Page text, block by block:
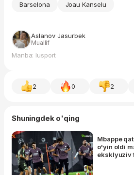
Barselona Joau Kanselu
Aslanov Jasurbek
Muallif
Manba: Iusport
2 0 2
Shuningdek o'qing
Mbappe
o'yin oldi
eksklyuziv